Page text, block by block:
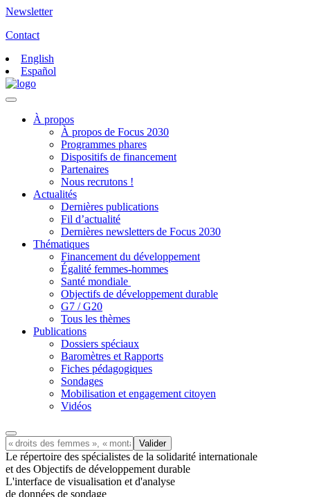
Newsletter
Contact
English
Español
À propos
À propos de Focus 2030
Programmes phares
Dispositifs de financement
Partenaires
Nous recrutons !
Actualités
Dernières publications
Fil d’actualité
Dernières newsletters de Focus 2030
Thématiques
Financement du développement
Égalité femmes-hommes
Santé mondiale
Objectifs de développement durable
G7 / G20
Tous les thèmes
Publications
Dossiers spéciaux
Baromètres et Rapports
Fiches pédagogiques
Sondages
Mobilisation et engagement citoyen
Vidéos
Le répertoire des spécialistes de la solidarité internationale
et des Objectifs de développement durable
L'interface de visualisation et d'analyse
de données de sondage